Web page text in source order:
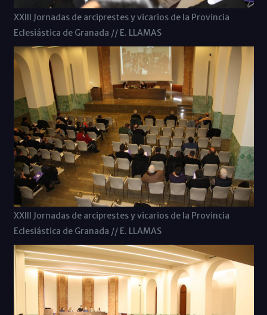
XXIII Jornadas de arciprestes y vicarios de la Provincia
Eclesiástica de Granada // E. LLAMAS
XXIII Jornadas de arciprestes y vicarios de la Provincia
Eclesiástica de Granada // E. LLAMAS